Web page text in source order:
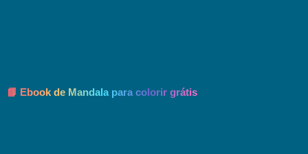
📘 Ebook de Mandala para colorir grátis